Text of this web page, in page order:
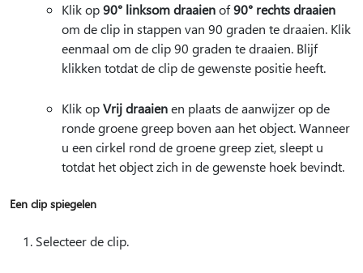
Klik op90° linksom draaienof90° rechts draaien
om de clip in stappen van 90 graden te draaien. Klik
eenmaal om de clip 90 graden te draaien. Blijf
klikken totdat de clip de gewenste positie heeft.
Klik opVrij draaienen plaats de aanwijzer op de
ronde groene greep boven aan het object. Wanneer
u een cirkel rond de groene greep ziet, sleept u
totdat het object zich in de gewenste hoek bevindt.
Een clip spiegelen
Selecteer de clip.